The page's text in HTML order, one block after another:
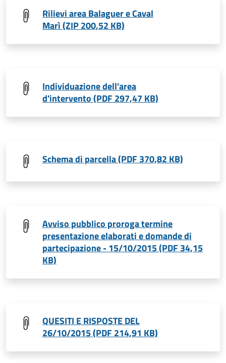
Rilievi area Balaguer e Caval
Marì (ZIP 200,52 KB)
Individuazione dell'area
d'intervento (PDF 297,47 KB)
Schema di parcella (PDF 370,82 KB)
Avviso pubblico proroga termine
presentazione elaborati e domande di
partecipazione - 15/10/2015 (PDF 34,15
KB)
QUESITI E RISPOSTE DEL
26/10/2015 (PDF 214,91 KB)